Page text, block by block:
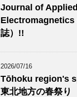
Journal of Applied
誌）!!
2026/07/16
Tōhoku region's
東北地方の春祭り